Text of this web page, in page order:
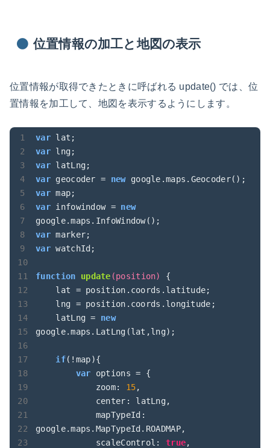
位置情報の加工と地図の表示
位置情報が取得できたときに呼ばれる update() では、位
置情報を加工して、地図を表示するようにします。
var
var
var
var geocoder = new
var
var infowindow = new
var
var watchId;
function update (position) {
    latLng =
new
google.maps.LatLng(lat,lng);
if(!map){
var options = {
zoom: 15,
center : latLng,
mapTypeId :
google.maps.MapTypeId.ROADMAP,
scaleControl : true,